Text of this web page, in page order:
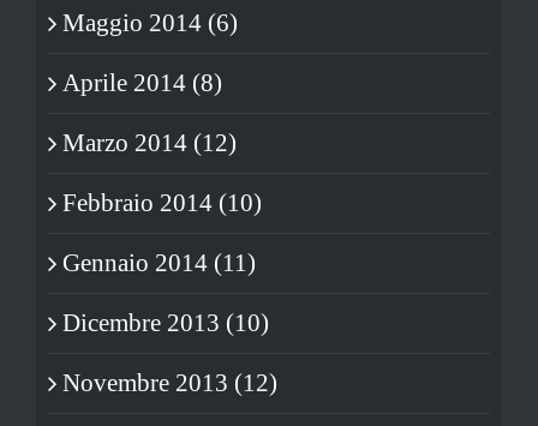
Maggio 2014 (6)
Aprile 2014 (8)
Marzo 2014 (12)
Febbraio 2014 (10)
Gennaio 2014 (11)
Dicembre 2013 (10)
Novembre 2013 (12)